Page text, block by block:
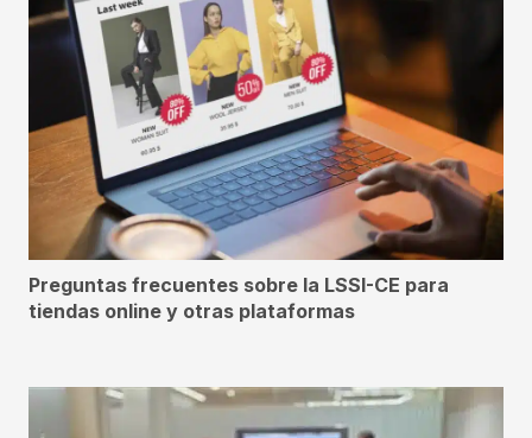
Preguntas frecuentes sobre la LSSI-CE para
tiendas online y otras plataformas